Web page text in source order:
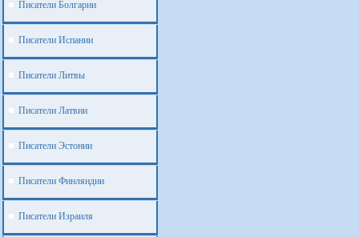
Писатели Болгарии
Писатели Испании
Писатели Литвы
Писатели Латвии
Писатели Эстонии
Писатели Финляндии
Писатели Израиля